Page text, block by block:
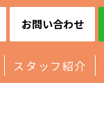
お問い合わせ
スタッフ紹介